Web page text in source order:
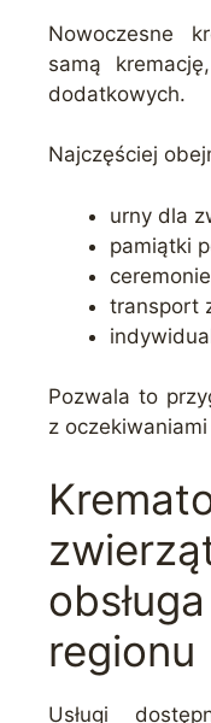
Nowoczesne
samą
dodatkowych.
Najczęściej
urny dla
pamiątki
transport
Pozwala to
z oczekiwaniami
regionu
Usługi